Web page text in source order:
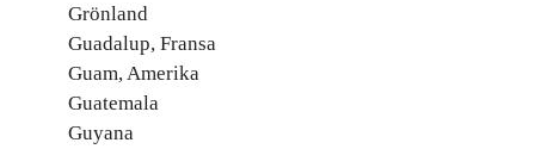
Grönland
Guadalup, Fransa
Guam, Amerika
Guatemala
Guyana